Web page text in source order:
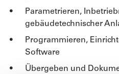
Parametrieren,
gebäudetechnischer
Programmieren,
Software
Übergeben und